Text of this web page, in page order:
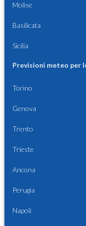
Molise
Basilicata
Sicilia
Previsioni meteo per
Torino
Genova
Trento
Trieste
Ancona
Perugia
Napoli